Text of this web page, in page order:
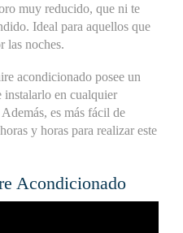
muy reducido, que ni te
Ideal para aquellos que
las noches.
acondicionado posee un
instalarlo en cualquier
es más fácil de
y horas para realizar este
Acondicionado